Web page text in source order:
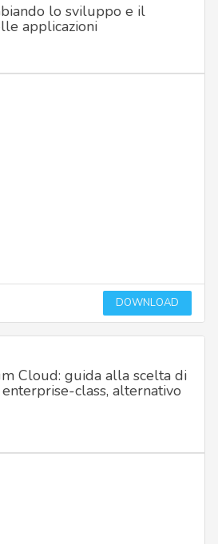
lo sviluppo e il
applicazioni
DOWNLOAD
Cloud: guida alla scelta di
class, alternativo